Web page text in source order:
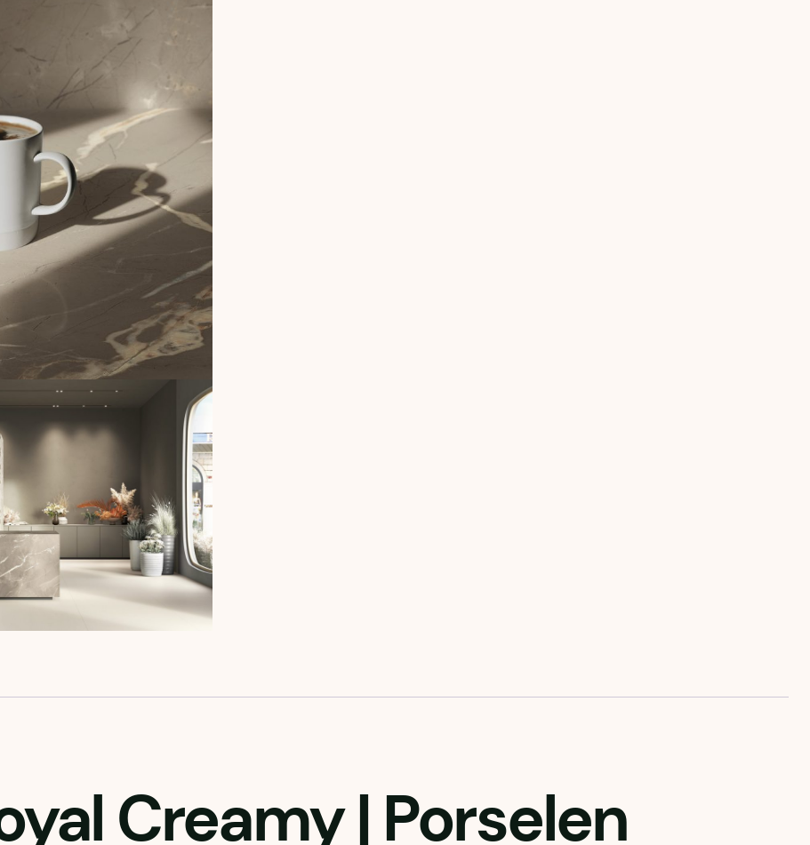
Creamy| Porselen